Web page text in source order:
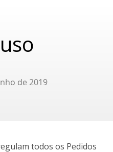
de 2019
todos os Pedidos